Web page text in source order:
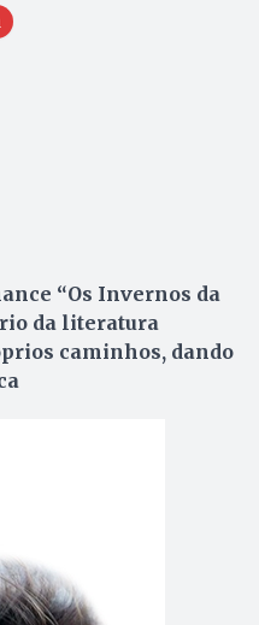
“Os Invernos da
da literatura
caminhos, dando